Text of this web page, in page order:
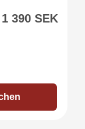
390 SEK